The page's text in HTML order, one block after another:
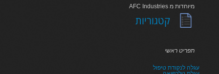
AFC Industries מיוחדות מ
קטגוריות
תפריט ראשי
עגלה לנקודת טיפול